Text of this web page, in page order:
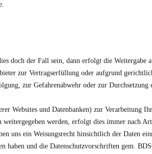
doch der Fall sein, dann erfolgt die Weitergabe
zur Vertragserfüllung oder aufgrund
zur Gefahrenabwehr oder zur Durchsetzung
Websites und Datenbanken) zur Verarbeitung
werden, erfolgt dies immer nach
uns ein Weisungsrecht hinsichtlich der Daten
haben und die Datenschutzvorschriften gem.